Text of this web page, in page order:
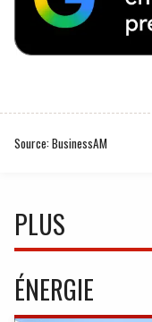
Source: BusinessAM
PLUS
ÉNERGIE